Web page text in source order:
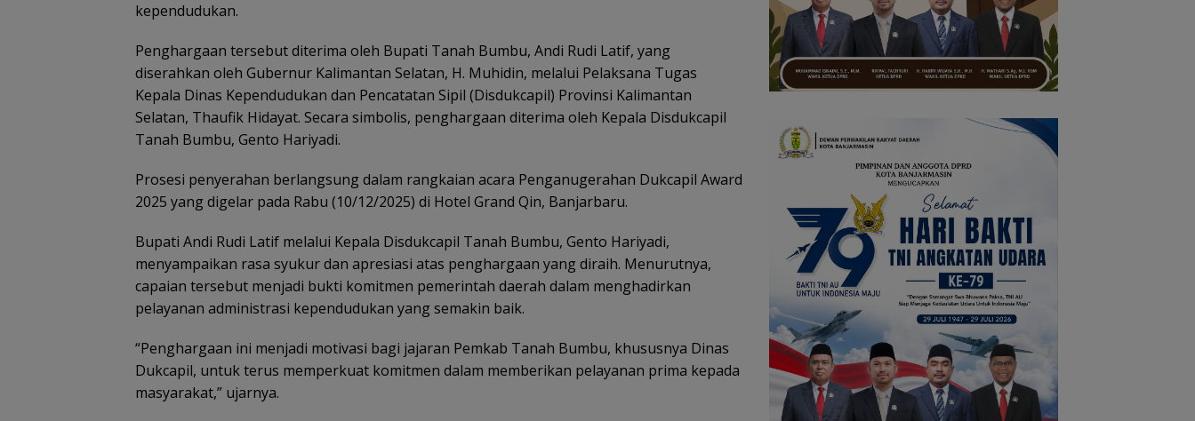
kependudukan.
Penghargaan tersebut diterima oleh Bupati Tanah Bumbu, Andi Rudi Latif, yang
diserahkan oleh Gubernur Kalimantan Selatan, H. Muhidin, melalui Pelaksana Tugas
Kepala Dinas Kependudukan dan Pencatatan Sipil (Disdukcapil) Provinsi Kalimantan
Selatan, Thaufik Hidayat. Secara simbolis, penghargaan diterima oleh Kepala Disdukcapil
Tanah Bumbu, Gento Hariyadi.
Prosesi penyerahan berlangsung dalam rangkaian acara Penganugerahan Dukcapil Award
2025 yang digelar pada Rabu (10/12/2025) di Hotel Grand Qin, Banjarbaru.
Bupati Andi Rudi Latif melalui Kepala Disdukcapil Tanah Bumbu, Gento Hariyadi,
menyampaikan rasa syukur dan apresiasi atas penghargaan yang diraih. Menurutnya,
capaian tersebut menjadi bukti komitmen pemerintah daerah dalam menghadirkan
pelayanan administrasi kependudukan yang semakin baik.
“Penghargaan ini menjadi motivasi bagi jajaran Pemkab Tanah Bumbu, khususnya Dinas
Dukcapil, untuk terus memperkuat komitmen dalam memberikan pelayanan prima kepada
masyarakat,” ujarnya.